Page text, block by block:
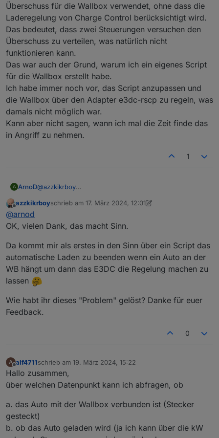
mit MAXIMAL Leistung und bezieht den Rest aus
dem Netz.
Script und CC AN erwarten wenn Überschuss
vorhanden ist und ich Einspeisen vermeiden
möchte/kann
Überschuss für die Wallbox verwendet, ohne dass die
Laderegelung von Charge Control berücksichtigt wird.
Das bedeutet, dass zwei Steuerungen versuchen den
Überschuss zu verteilen, was natürlich nicht
funktionieren kann.
Das war auch der Grund, warum ich ein eigenes Script
für die Wallbox erstellt habe.
Ich habe immer noch vor, das Script anzupassen und
die Wallbox über den Adapter e3dc-rscp zu regeln, was
damals nicht möglich war.
Kann aber nicht sagen, wann ich mal die Zeit finde das
in Angriff zu nehmen.
1
A ArnoD@azzkikrboy
Das Problem ist einfach das von Script Charge Control
Die Leistung für die Wallbox wird als Hausverbrauch
einfach vom Überschuss abgezogen und der Rest in die
Batterie geladen.
Beim Hauskraftwerk passiert das gleiche, da wird der
Überschuss für die Wallbox verwendet, ohne dass die
Laderegelung von Charge Control berücksichtigt wird.
Das bedeutet, dass zwei Steuerungen versuchen den
funktionieren kann.
Das war auch der Grund, warum ich ein eigenes Script
für die Wallbox erstellt habe.
die Wallbox über den Adapter e3dc-rscp zu regeln, was
in Angriff zu nehmen.
Offline
azzkikrboyschrieb am 17. März 2024, 12:01
zuletzt editiert von azzkikrboy
@arnod
OK, vielen Dank, das macht Sinn.
Da kommt mir als erstes in den Sinn über ein Script das
automatische Laden zu beenden wenn ein Auto an der
WB hängt um dann das E3DC die Regelung machen zu
lassen
Wie habt ihr dieses "Problem" gelöst? Danke für euer
Feedback.
0
A
Offline
alf4711schrieb am 19. März 2024, 15:22
zuletzt editiert von
Hallo zusammen,
über welchen Datenpunkt kann ich abfragen, ob
a. das Auto mit der Wallbox verbunden ist (Stecker
gesteckt)
b. ob das Auto geladen wird (ja ich kann über die kW